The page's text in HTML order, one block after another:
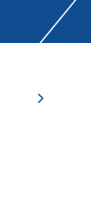
15 août